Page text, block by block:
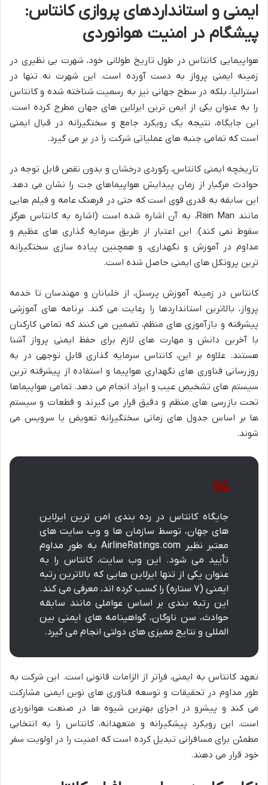
ایمنی و استانداردهای پروازی کانتاس:
پیشگام در امنیت هوانوردی
هواپیمایی کانتاس در طول تاریخ طولانی خود، شهرت بی نظیری در
زمینه ایمنی پرواز به دست آورده است. این شهرت نه تنها در
استرالیا، بلکه در سطح جهانی نیز به رسمیت شناخته شده و کانتاس
را به عنوان یکی از ایمن ترین ایرلاین های جهان مطرح کرده است.
این جایگاه، نتیجه یک رویکرد جامع و سختگیرانه در قبال ایمنی
است که تمامی جنبه های عملیاتی شرکت را در بر می گیرد.
تاریخچه ایمنی کانتاس، رکوردی درخشان و بدون نقص قابل توجه در
حوادث مرگبار از زمان پیدایش هواپیماهای جت را نشان می دهد.
این سابقه به قدری قوی است که حتی در فرهنگ عامه و فیلم هایی
مانند Rain Man، به آن اشاره شده است (اشاره به کانتاس هرگز
سقوط نمی کند). این اعتبار از طریق سرمایه گذاری های عظیم و
مداوم در آموزش و نگهداری، و همچنین پیاده سازی سختگیرانه
ترین پروتکل های ایمنی حاصل شده است.
کانتاس در زمینه آموزش پرسنل، از خلبانان و مهندسان تا خدمه
پرواز، بالاترین استانداردها را رعایت می کند. برنامه های آموزشی
پیشرفته و بازآموزی های منظم، تضمین می کنند که تمامی کارکنان
با آخرین دانش و مهارت های لازم برای حفظ ایمنی پرواز آشنا
هستند. علاوه بر این، کانتاس سرمایه گذاری قابل توجهی در به
روزرسانی فناوری های نگهداری هواپیما و استفاده از پیشرفته ترین
سیستم های تشخیص عیب و ایراد انجام می دهد. تمامی هواپیماها
تحت بازرسی های منظم و دقیق قرار می گیرند و قطعات و سیستم
ها بر اساس جدول های زمانی سختگیرانه تعویض یا سرویس می
شوند.
جایگاه کانتاس در رده بندی امن ترین ایرلاین
های جهان، توسط سازمان ها و وب سایت های
معتبر نظیر AirlineRatings.com به طور مداوم
تأیید می شود. این وب سایت، کانتاس را به
عنوان یکی از تنها ایرلاین هایی که بالاترین رتبه
ایمنی (۷ ستاره) را کسب کرده اند، معرفی می کند.
این رتبه بندی بر اساس عواملی مانند سابقه
حوادث، سن ناوگان، گواهینامه های ایمنی بین
المللی و نتایج ممیزی های دولتی انجام می گیرد.
تعهد کانتاس به ایمنی، فراتر از الزامات قانونی است. این شرکت به
طور مداوم در تحقیقات و توسعه فناوری های نوین ایمنی مشارکت
می کند و پیشرو در اجرای بهترین شیوه ها در صنعت هوانوردی
است. این رویکرد پیشگیرانه و متعهدانه، کانتاس را به انتخابی
مطمئن برای مسافرانی تبدیل کرده است که امنیت را در اولویت سفر
خود قرار می دهند.